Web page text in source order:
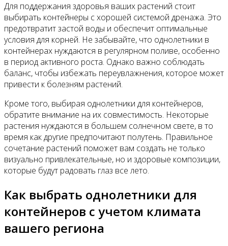
Для поддержания здоровья ваших растений стоит
выбирать контейнеры с хорошей системой дренажа. Это
предотвратит застой воды и обеспечит оптимальные
условия для корней. Не забывайте, что однолетники в
контейнерах нуждаются в регулярном поливе, особенно
в период активного роста. Однако важно соблюдать
баланс, чтобы избежать переувлажнения, которое может
привести к болезням растений.
Кроме того, выбирая однолетники для контейнеров,
обратите внимание на их совместимость. Некоторые
растения нуждаются в большем солнечном свете, в то
время как другие предпочитают полутень. Правильное
сочетание растений поможет вам создать не только
визуально привлекательные, но и здоровые композиции,
которые будут радовать глаз все лето.
Как выбрать однолетники для
контейнеров с учетом климата
вашего региона